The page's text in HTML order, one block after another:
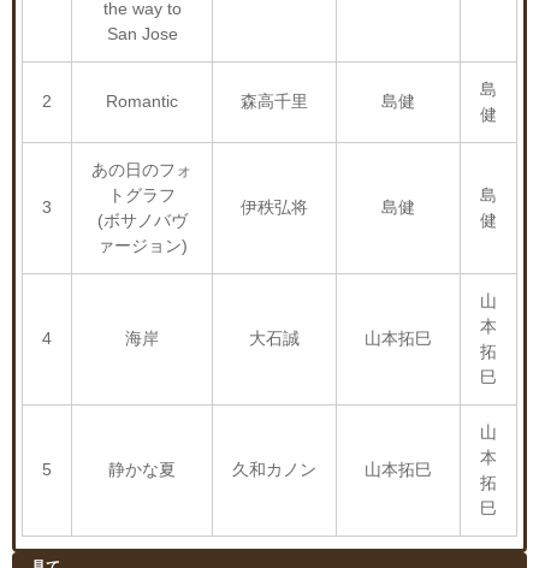
the way to
San Jose
2 Romantic 森高千里 島健
島
健
3
あの日のフォ
トグラフ
(ボサノバヴ
ァージョン)
伊秩弘将 島健
島
健
4 海岸 大石誠 山本拓巳
山
本
拓
巳
5 静かな夏 久和カノン 山本拓巳
山
本
拓
巳